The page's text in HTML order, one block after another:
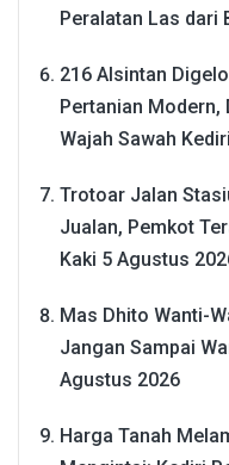
Peralatan Las dari
216 Alsintan
Pertanian
Wajah Sawah Kediri
Trotoar Jalan
Jualan, Pemkot
Kaki 5 Agustus
Mas Dhito Wanti-
Jangan Sampai
Agustus 2026
Harga Tanah